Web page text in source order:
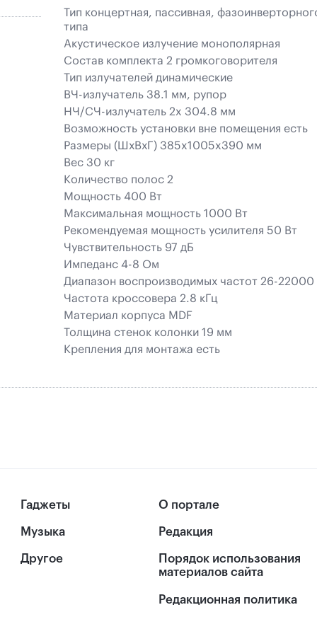
Тип концертная, пассивная,
типа
Акустическое излучение монополярная
Состав комплекта 2 громкоговорителя
Тип излучателей динамические
ВЧ-излучатель 38.1 мм, рупор
НЧ/СЧ-излучатель 2x 304.8 мм
Возможность установки вне помещения есть
Размеры (ШхВхГ) 385x1005x390 мм
Вес 30 кг
Количество полос 2
Мощность 400 Вт
Максимальная мощность 1000 Вт
Рекомендуемая мощность усилителя 50 Вт
Чувствительность 97 дБ
Импеданс 4-8 Ом
Диапазон воспроизводимых частот 26-22000
Частота кроссовера 2.8 кГц
Материал корпуса MDF
Толщина стенок колонки 19 мм
Крепления для монтажа есть
Гаджеты
Музыка
Другое
О портале
Редакция
Порядок использования
материалов сайта
Редакционная политика